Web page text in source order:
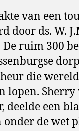
van een
door ds. W.
ruim 300
die
lopen. Sherry
deelde een
onder de wet